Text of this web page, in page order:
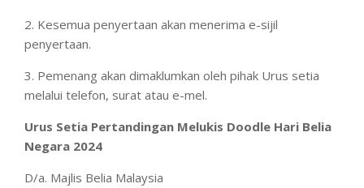
2. Kesemua penyertaan akan menerima e-sijil
penyertaan.
3. Pemenang akan dimaklumkan oleh pihak Urus setia
melalui telefon, surat atau e-mel.
Urus Setia Pertandingan Melukis Doodle Hari Belia
Negara 2024
D/a. Majlis Belia Malaysia